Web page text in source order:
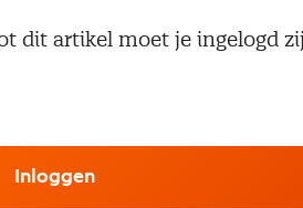
dit artikel moet je ingelogd
Inloggen